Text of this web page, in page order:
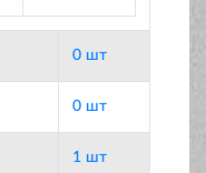
0 шт
0 шт
1 шт